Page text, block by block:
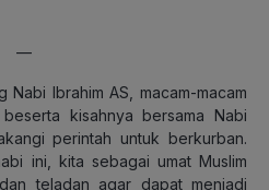
—
Nabi Ibrahim AS, macam-macam
kisahnya bersama Nabi
perintah untuk berkurban.
ini, kita sebagai umat Muslim
teladan agar dapat menjadi